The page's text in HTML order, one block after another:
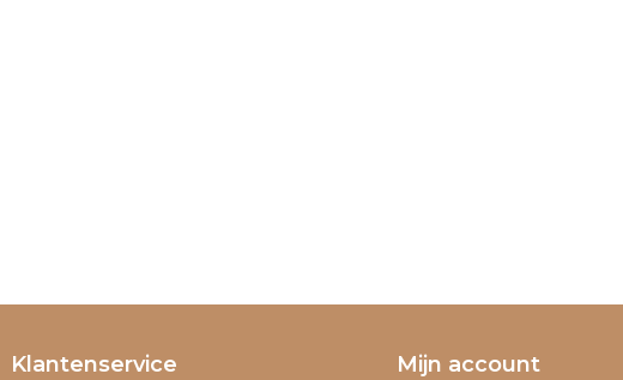
Klantenservice Mijn account